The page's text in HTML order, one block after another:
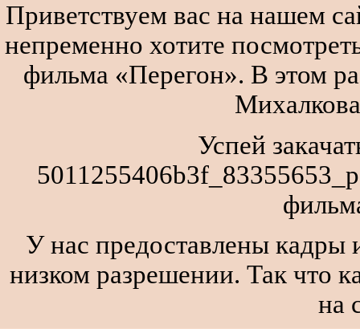
Приветствуем вас на нашем
непременно хотите
фильма «Перегон». В этом
Успей
У нас предоставлены кадры
низком разрешении. Так что
на